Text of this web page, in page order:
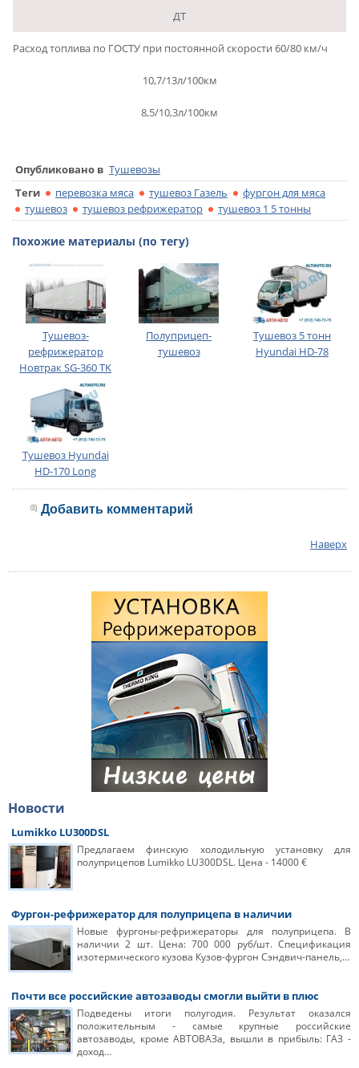
ДТ
Расход топлива по ГОСТУ при постоянной скорости 60/80 км/ч
10,7/13л/100км
8,5/10,3л/100км
Опубликовано в Тушевозы
Теги
перевозка мяса тушевоз Газель
фургон для мяса
тушевоз
тушевоз рефрижератор тушевоз 1 5 тонны
Похожие материалы (по тегу)
Тушевоз-
рефрижератор
Новтрак SG-360 TK
Полуприцеп-
тушевоз
Тушевоз 5 тонн
Hyundai HD-78
Тушевоз Hyundai
HD-170 Long
Добавить комментарий
Наверх
Новости
Lumikko LU300DSL
Предлагаем финскую холодильную установку для
полуприцепов Lumikko LU300DSL. Цена - 14000 €
Фургон-рефрижератор для полуприцепа в наличии
Новые фургоны-рефрижераторы для полуприцепа. В
наличии 2 шт. Цена: 700 000 руб/шт. Спецификация
изотермического кузова Кузов-фургон Сэндвич-панель,…
Почти все российские автозаводы смогли выйти в плюс
Подведены итоги полугодия. Результат оказался
положительным - самые крупные российские
автозаводы, кроме АВТОВАЗа, вышли в прибыль: ГАЗ -
доход…